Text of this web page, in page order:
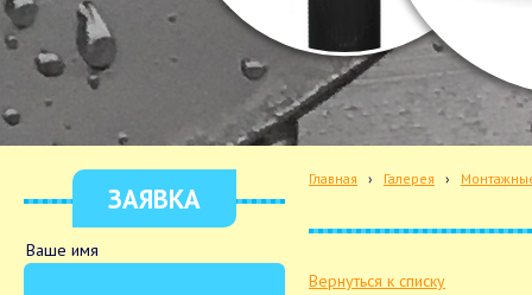
ЗАЯВКА
Ваше имя
Главная › Галерея ›
Вернуться к списку